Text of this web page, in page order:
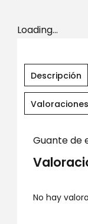
Loading...
Descripción
Guante de
No hay